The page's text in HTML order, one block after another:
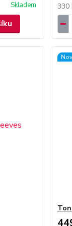
Skladem
330